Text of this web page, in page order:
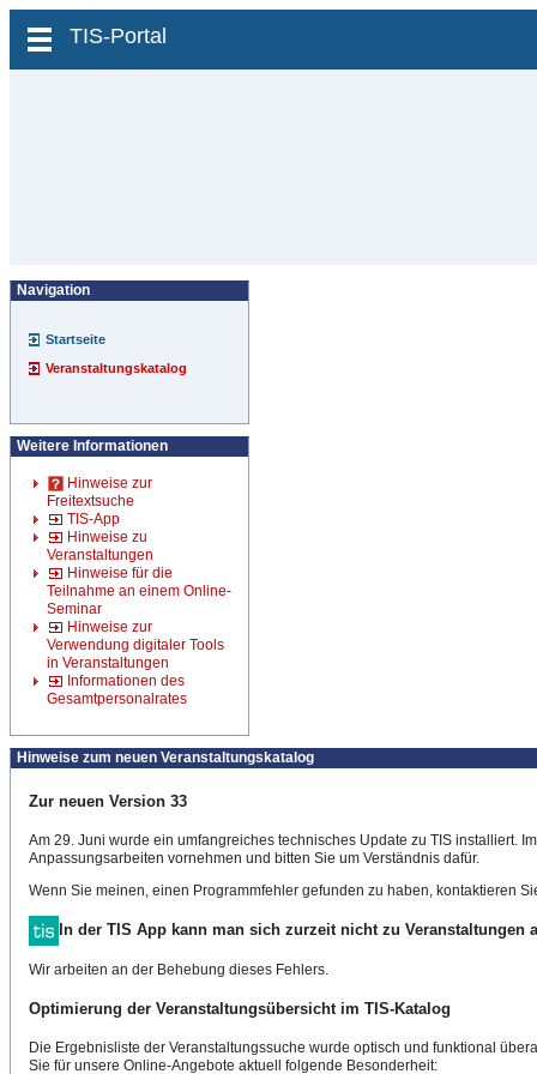
zum Inhalt wechseln
TIS-Portal
Navigation
Startseite
Veranstaltungskatalog
Weitere Informationen
Hinweise zur
Freitextsuche
TIS-App
Hinweise zu
Veranstaltungen
Hinweise für die
Teilnahme an einem Online-
Seminar
Hinweise zur
Verwendung digitaler Tools
in Veranstaltungen
Informationen des
Gesamtpersonalrates
Hinweise zum neuen Veranstaltungskatalog
Zur neuen Version 33
Am 29. Juni wurde ein umfangreiches technisches Update zu TIS installiert.
Anpassungsarbeiten vornehmen und bitten Sie um Verständnis dafür.
Wenn Sie meinen, einen Programmfehler gefunden zu haben, kontaktieren
In der TIS App kann man sich zurzeit nicht zu Veranstaltungen
Wir arbeiten an der Behebung dieses Fehlers.
Optimierung der Veranstaltungsübersicht im TIS-Katalog
Die Ergebnisliste der Veranstaltungssuche wurde optisch und funktional
Sie für unsere Online-Angebote aktuell folgende Besonderheit: